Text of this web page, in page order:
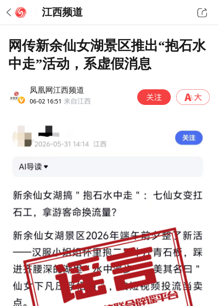
江西频道
网传新余仙女湖景区推出“抱石水
中走”活动，系虚假消息
凤凰网江西频道
06-02 16:51 来自江西